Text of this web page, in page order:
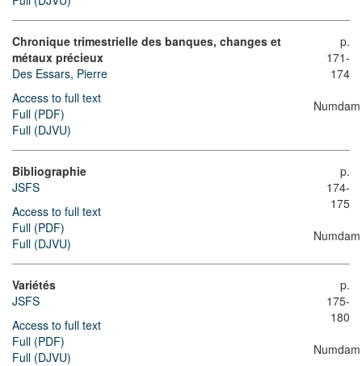
Chronique trimestrielle des banques, changes et
métaux précieux
Des Essars, Pierre
Access to full text
Full (PDF)
Full (DJVU)
p.
171-
174
Numdam
Bibliographie
JSFS
Access to full text
Full (PDF)
Full (DJVU)
p.
174-
175
Numdam
Variétés
JSFS
Access to full text
Full (PDF)
Full (DJVU)
p.
175-
180
Numdam